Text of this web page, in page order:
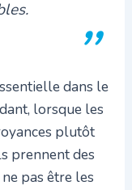
dans le
lorsque les
plutôt
prennent des
pas être les